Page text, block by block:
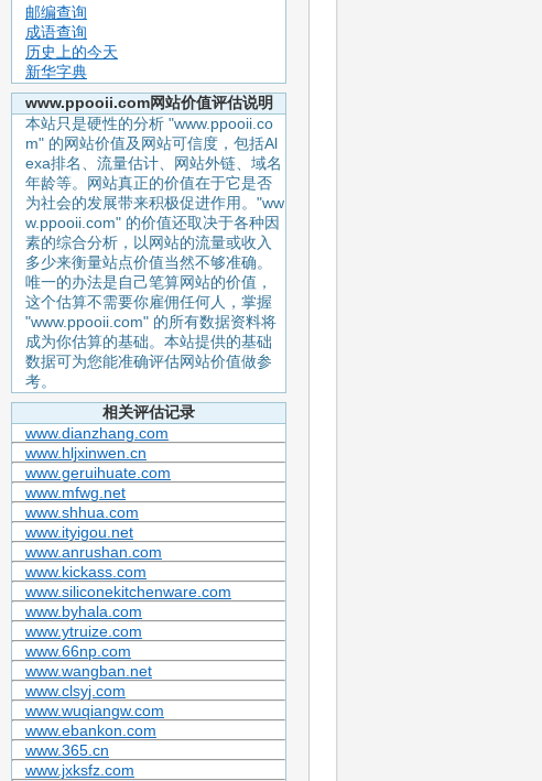
邮编查询
成语查询
历史上的今天
新华字典
www.ppooii.com网站价值评估说明
本站只是硬性的分析 "www.ppooii.co
m" 的网站价值及网站可信度，包括Al
exa排名、流量估计、网站外链、域名
年龄等。网站真正的价值在于它是否
为社会的发展带来积极促进作用。"ww
w.ppooii.com" 的价值还取决于各种因
素的综合分析，以网站的流量或收入
多少来衡量站点价值当然不够准确。
唯一的办法是自己笔算网站的价值，
这个估算不需要你雇佣任何人，掌握
"www.ppooii.com" 的所有数据资料将
成为你估算的基础。本站提供的基础
数据可为您能准确评估网站价值做参
考。
相关评估记录
www.dianzhang.com
www.hljxinwen.cn
www.geruihuate.com
www.mfwg.net
www.shhua.com
www.ityigou.net
www.anrushan.com
www.kickass.com
www.siliconekitchenware.com
www.byhala.com
www.ytruize.com
www.66np.com
www.wangban.net
www.clsyj.com
www.wuqiangw.com
www.ebankon.com
www.365.cn
www.jxksfz.com